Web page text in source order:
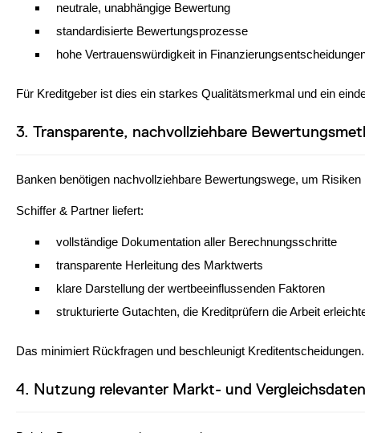
neutrale, unabhängige Bewertung
standardisierte Bewertungsprozesse
hohe Vertrauenswürdigkeit in
Für Kreditgeber ist dies ein starkes Qualitätsmerkmal und ein
3. Transparente, nachvollziehbare
Banken benötigen nachvollziehbare Bewertungswege, um
Schiffer & Partner liefert:
vollständige Dokumentation aller Berechnungsschritte
transparente Herleitung des Marktwerts
klare Darstellung der wertbeeinflussenden Faktoren
strukturierte Gutachten, die Kreditprüfern die Arbeit
Das minimiert Rückfragen und beschleunigt Kreditentscheidungen.
4. Nutzung relevanter Markt- und Vergleichsdaten